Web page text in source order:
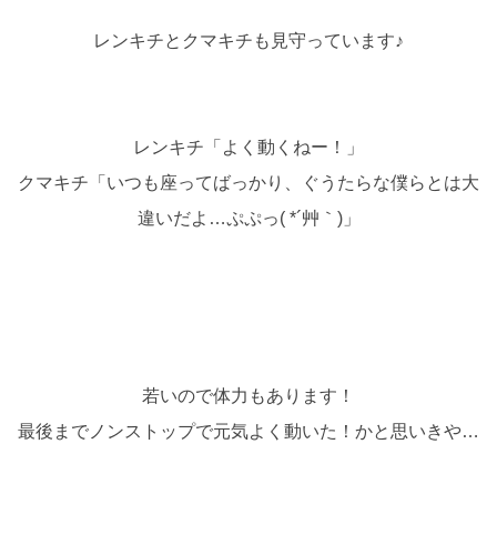
レンキチとクマキチも見守っています♪
レンキチ「よく動くねー！」
クマキチ「いつも座ってばっかり、ぐうたらな僕らとは大
違いだよ…ぷぷっ( *´艸｀)」
若いので体力もあります！
最後までノンストップで元気よく動いた！かと思いきや…